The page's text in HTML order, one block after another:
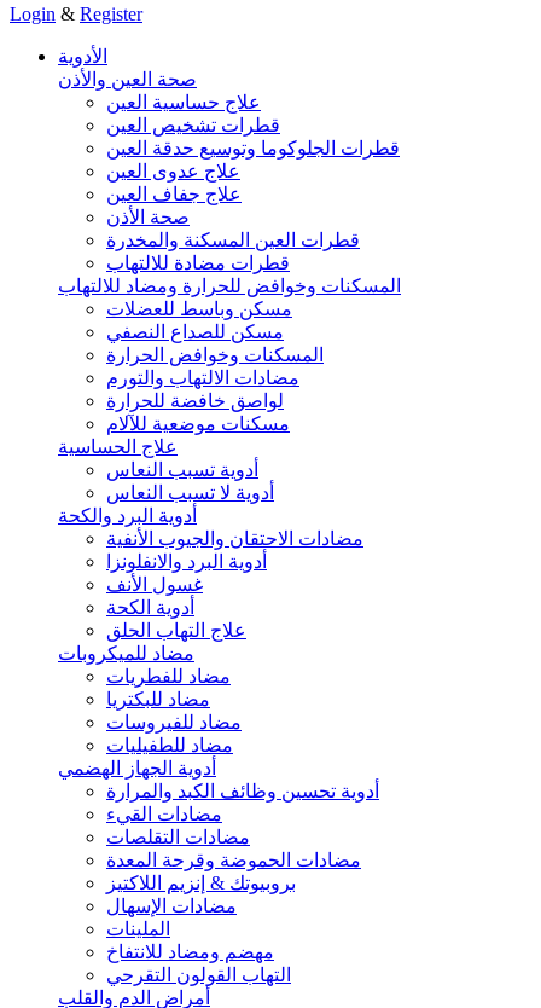
Login & Register
الأدوية
صحة العين والأذن
علاج حساسية العين
قطرات تشخيص العين
قطرات الجلوكوما وتوسيع حدقة العين
علاج عدوى العين
علاج جفاف العين
صحة الأذن
قطرات العين المسكنة والمخدرة
قطرات مضادة للالتهاب
المسكنات وخوافض للحرارة ومضاد للالتهاب
مسكن وباسط للعضلات
مسكن للصداع النصفي
المسكنات وخوافض الحرارة
مضادات الالتهاب والتورم
لواصق خافضة للحرارة
مسكنات موضعية للآلام
علاج الحساسية
أدوية تسبب النعاس
أدوية لا تسبب النعاس
أدوية البرد والكحة
مضادات الاحتقان والجيوب الأنفية
أدوية البرد والانفلونزا
غسول الأنف
أدوية الكحة
علاج التهاب الحلق
مضاد للميكروبات
مضاد للفطريات
مضاد للبكتريا
مضاد للفيروسات
مضاد للطفيليات
أدوية الجهاز الهضمي
أدوية تحسين وظائف الكبد والمرارة
مضادات القيء
مضادات التقلصات
مضادات الحموضة وقرحة المعدة
بروبيوتك & إنزيم اللاكتيز
مضادات الإسهال
الملينات
مهضم ومضاد للانتفاخ
التهاب القولون التقرحي
أمراض الدم والقلب